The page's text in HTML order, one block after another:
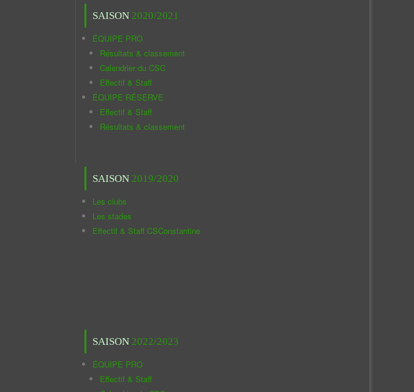
SAISON 2020/2021
ÉQUIPE PRO
Résultats & classement
Calendrier du CSC
Effectif & Staff
ÉQUIPE RÉSERVE
Effectif & Staff
Résultats & classement
SAISON 2019/2020
Les clubs
Les stades
Effectif & Staff CSConstantine
SAISON 2022/2023
ÉQUIPE PRO
Effectif & Staff